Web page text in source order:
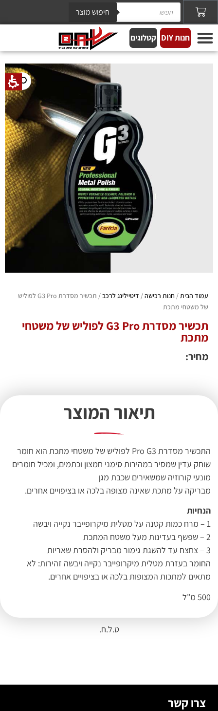
חיפוש מוצר
חנות DIY קטלוגים
עמוד הבית/ חנות רכישה/ דיטיילינג לרכב
/ תכשיר מסדרת G3 Pro לפוליש
של משטחי מתכת
תכשיר מסדרת G3 Pro לפוליש של משטחי
מתכת
מחיר:
תיאור המוצר
התכשיר מסדרת Pro G3 לפוליש של משטחי מתכת הוא חומר
שוחק עדין שמסיר במהירות סימני חמצון וכתמים, ומכיל חומרים
מונעי קורוזיה שמשאירים שכבת מגן
מבריקה על מתכת שאינה מצופה בלכה או בציפויים אחרים.
הנחיות
1 – מרח כמות קטנה על מטלית מיקרופייבר נקייה ויבשה
2 – שפשף בעדינות מעל משטח המתכת
3 – צחצח עד להשגת גימור מבריק ולהסרת שאריות
החומר בעזרת מטלית מיקרופייבר נקייה ויבשה זהירות: לא
מתאים למתכות המצופות בלכה או בציפויים אחרים.
500 מ"ל
ט.ל.ח.
צרו קשר